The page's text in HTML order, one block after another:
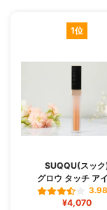
1位
SUQQU(スック
グロウ タッチ ア
3.98
¥4,070